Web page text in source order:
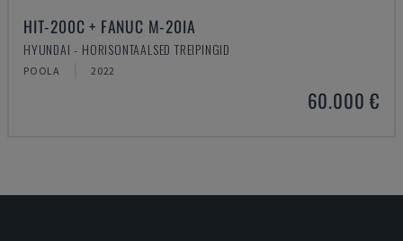
HIT-200C + FANUC M-20IA
HYUNDAI - HORISONTAALSED TREIPINGID
POOLA 2022
60.000 €